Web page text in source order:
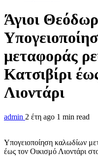
Άγιοι
μεταφοράς
Κατσιβίρι
Λιοντάρι
admin 2 έτη ago 1 min read
Υπογειοποίηση καλωδίων
έως τον Οικισμό Λιοντάρι